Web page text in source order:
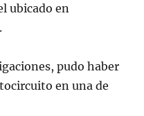
ubicado en
.
pudo haber
en una de